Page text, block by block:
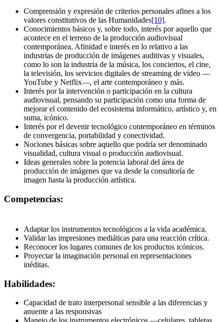
Comprensión y expresión de criterios personales afines a los
valores constitutivos de las Humanidades[10].
Conocimientos básicos y, sobre todo, interés por aquello que
acontece en el terreno de la producción audiovisual
contemporánea. Afinidad e interés en lo relativo a las
industrias de producción de imágenes auditivas y visuales,
como lo son la industria de la música, los conciertos, el cine,
la televisión, los servicios digitales de streaming de video —
YouTube y Netflix—, el arte contemporáneo y más.
Interés por la intervención o participación en la cultura
audiovisual, pensando su participación como una forma de
mejorar el contenido del ecosistema informático, artístico y, en
suma, icónico.
Interés por el devenir tecnológico contemporáneo en términos
de convergencia, portabilidad y conectividad.
Nociones básicas sobre aquello que podría ser denominado
visualidad, cultura visual o producción audiovisual.
Ideas generales sobre la potencia laboral del área de
producción de imágenes que va desde la consultoría de
imagen hasta la producción artística.
Competencias:
Adaptar los instrumentos tecnológicos a la vida académica.
Validar las impresiones mediáticas para una reacción crítica.
Reconocer los lugares comunes de los productos icónicos.
Proyectar la imaginación personal en representaciones
inéditas.
Habilidades:
Capacidad de trato interpersonal sensible a las diferencias y
anuente a las responsivas